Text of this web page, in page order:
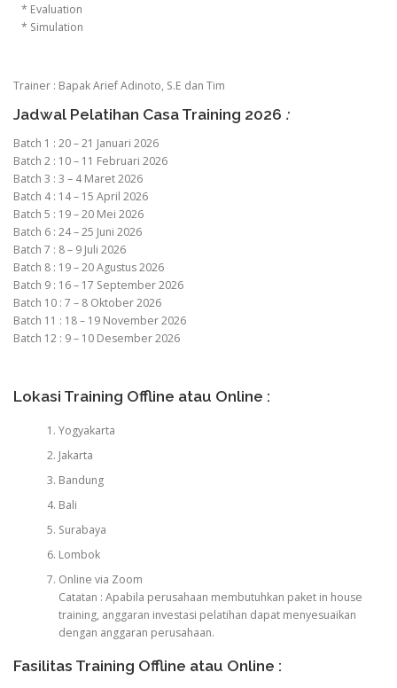
* Evaluation
* Simulation
Trainer : Bapak Arief Adinoto, S.E dan Tim
Jadwal Pelatihan Casa Training 2026 :
Batch 1 : 20 – 21 Januari 2026
Batch 2 : 10 – 11 Februari 2026
Batch 3 : 3 – 4 Maret 2026
Batch 4 : 14 – 15 April 2026
Batch 5 : 19 – 20 Mei 2026
Batch 6 : 24 – 25 Juni 2026
Batch 7 : 8 – 9 Juli 2026
Batch 8 : 19 – 20 Agustus 2026
Batch 9 : 16 – 17 September 2026
Batch 10 : 7 – 8 Oktober 2026
Batch 11 : 18 – 19 November 2026
Batch 12 : 9 – 10 Desember 2026
Lokasi Training Offline atau Online :
Yogyakarta
Jakarta
Bandung
Bali
Surabaya
Lombok
Online via Zoom
Catatan : Apabila perusahaan membutuhkan paket in house
training, anggaran investasi pelatihan dapat menyesuaikan
dengan anggaran perusahaan.
Fasilitas Training Offline atau Online :